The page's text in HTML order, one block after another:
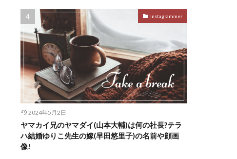
Instagrammer
2024年5月2日
ヤマカイ兄のヤマダイ(山本大輔)は何の社長?テラ
ハ結婚ゆりこ先生の嫁(早田悠里子)の名前や顔画
像!